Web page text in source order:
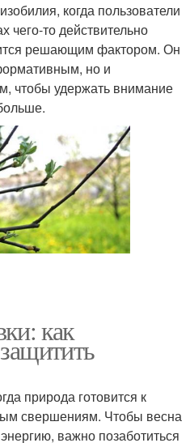
когда пользователи
чего-то действительно
решающим фактором. Он
но и
чтобы удержать внимание
как
природа готовится к
свершениям. Чтобы весна
важно позаботиться